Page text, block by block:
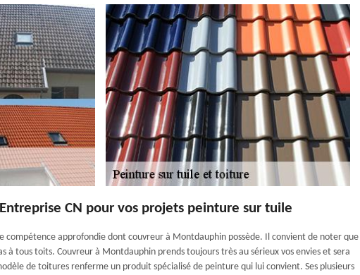
CN pour vos projets peinture sur tuile
compétence approfondie dont couvreur à Montdauphin possède. Il convient de noter que
à tous toits. Couvreur à Montdauphin prends toujours très au sérieux vos envies et sera
de toitures renferme un produit spécialisé de peinture qui lui convient. Ses plusieurs